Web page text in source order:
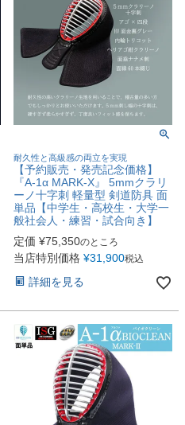
耐久性と高級感の両立を実現
【予約販売・発売記念価格】
『A-1α MARK-X』 5mmクラリ
ーノ十字刺 軽量型 剣道防具 面
単品【中学生・高校生・大学一
般社会人・練習・試合向き】
定価 ¥75,350のところ
当店特別価格 ¥31,900税込
詳細を見る